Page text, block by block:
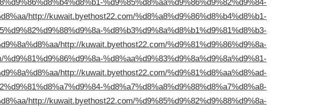
%d9%85%d8%aa%d9%86%d9%82%d9%84-
http://kuwait.byethost22.com/%d8%a8%d9%86%d8%b4%d8%b1-
%d8%b3%d9%8a%d8%b1%d9%81%d8%b3-
http://kuwait.byethost22.com/%d9%81%d9%86%d9%8a-
%d8%aa%d9%83%d9%8a%d9%8a%d9%81-
http://kuwait.byethost22.com/%d9%81%d8%aa%d8%ad-
%d8%a7%d8%a8%d9%88%d8%a7%d8%a8-
http://kuwait.byethost22.com/%d9%85%d9%82%d9%88%d9%8a-